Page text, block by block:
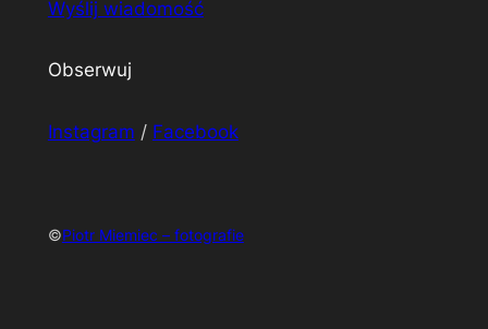
Wyślij wiadomość
Obserwuj
Instagram / Facebook
©Piotr Miemiec – fotografie